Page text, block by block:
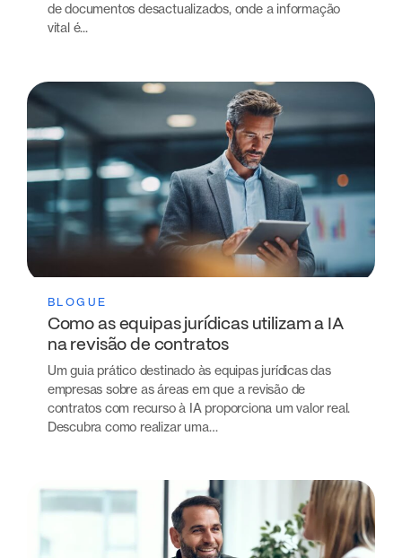
de documentos desactualizados, onde a informação
vital é...
BLOGUE
Como as equipas jurídicas utilizam a IA
na revisão de contratos
Um guia prático destinado às equipas jurídicas das
empresas sobre as áreas em que a revisão de
contratos com recurso à IA proporciona um valor real.
Descubra como realizar uma…